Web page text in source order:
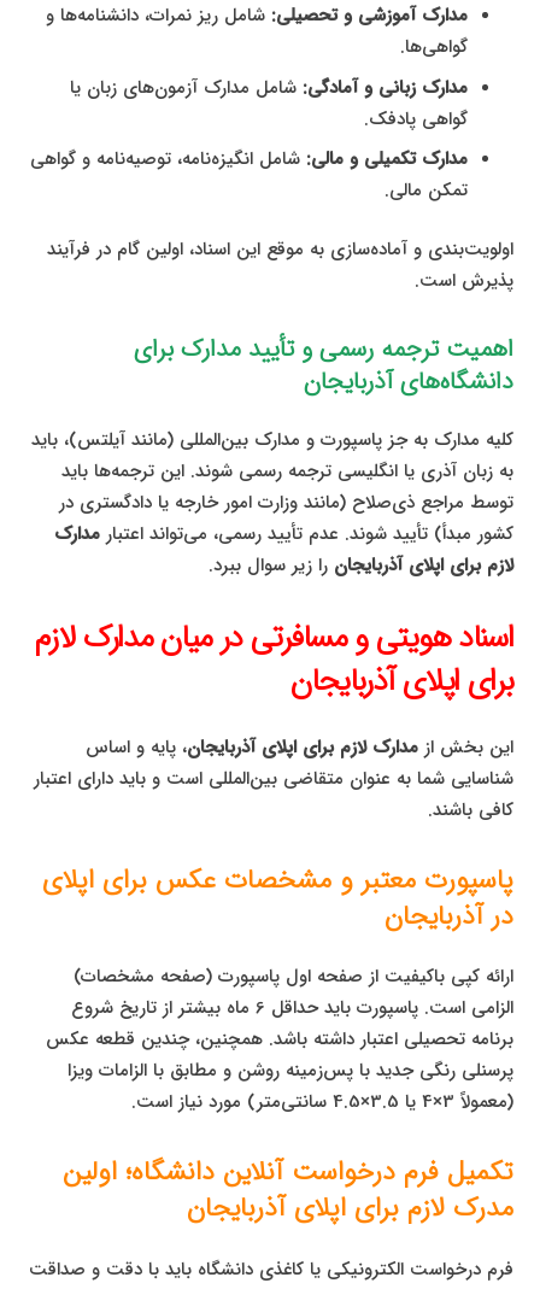
مدارک آموزشی و تحصیلی: شامل ریز نمرات، دانشنامه‌ها و
گواهی‌ها.
مدارک زبانی و آمادگی: شامل مدارک آزمون‌های زبان یا
گواهی پادفک.
مدارک تکمیلی و مالی: شامل انگیزه‌نامه، توصیه‌نامه و گواهی
تمکن مالی.
اولویت‌بندی و آماده‌سازی به موقع این اسناد، اولین گام در فرآیند
پذیرش است.
اهمیت ترجمه رسمی و تأیید مدارک برای
دانشگاه‌های آذربایجان
کلیه مدارک به جز پاسپورت و مدارک بین‌المللی (مانند آیلتس)، باید
به زبان آذری یا انگلیسی ترجمه رسمی شوند. این ترجمه‌ها باید
توسط مراجع ذی‌صلاح (مانند وزارت امور خارجه یا دادگستری در
کشور مبدأ) تأیید شوند. عدم تأیید رسمی، می‌تواند اعتبارمدارک
لازم برای اپلای آذربایجان را زیر سوال ببرد.
اسناد هویتی و مسافرتی در میان مدارک لازم
برای اپلای آذربایجان
این بخش ازمدارک لازم برای اپلای آذربایجان، پایه و اساس
شناسایی شما به عنوان متقاضی بین‌المللی است و باید دارای اعتبار
کافی باشند.
پاسپورت معتبر و مشخصات عکس برای اپلای
در آذربایجان
ارائه کپی باکیفیت از صفحه اول پاسپورت (صفحه مشخصات)
الزامی است. پاسپورت باید حداقل 6 ماه بیشتر از تاریخ شروع
برنامه تحصیلی اعتبار داشته باشد. همچنین، چندین قطعه عکس
پرسنلی رنگی جدید با پس‌زمینه روشن و مطابق با الزامات ویزا
(معمولاً 3×4 یا 3.5×4.5 سانتی‌متر) مورد نیاز است.
تکمیل فرم درخواست آنلاین دانشگاه؛ اولین
مدرک لازم برای اپلای آذربایجان
فرم درخواست الکترونیکی یا کاغذی دانشگاه باید با دقت و صداقت